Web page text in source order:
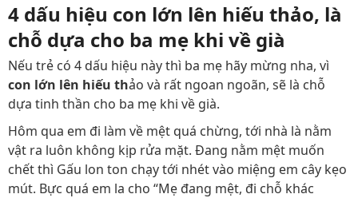
4 dấu hiệu con lớn lên hiếu thảo, là
chỗ dựa cho ba mẹ khi về già
Nếu trẻ có 4 dấu hiệu này thì ba mẹ hãy mừng nha, vì
con lớn lên hiếu thảo và rất ngoan ngoãn, sẽ là chỗ
dựa tinh thần cho ba mẹ khi về già.
Hôm qua em đi làm về mệt quá chừng, tới nhà là nằm
vật ra luôn không kịp rửa mặt. Đang nằm mệt muốn
chết thì Gấu lon ton chạy tới nhét vào miệng em cây kẹo
mút. Bực quá em la cho “Mẹ đang mệt, đi chỗ khác